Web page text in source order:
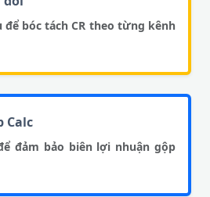
để bóc tách CR theo từng kênh
Calc
đảm bảo biên lợi nhuận gộp